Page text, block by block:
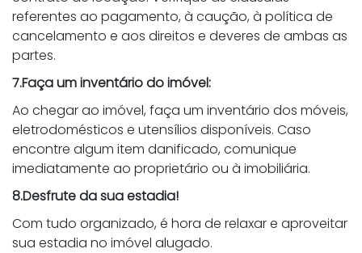
referentes ao pagamento, à caução, à política de
cancelamento e aos direitos e deveres de ambas as
partes.
7.Faça um inventário do imóvel:
Ao chegar ao imóvel, faça um inventário dos móveis,
eletrodomésticos e utensílios disponíveis. Caso
encontre algum item danificado, comunique
imediatamente ao proprietário ou à imobiliária.
8.Desfrute da sua estadia!
Com tudo organizado, é hora de relaxar e aproveitar
sua estadia no imóvel alugado.